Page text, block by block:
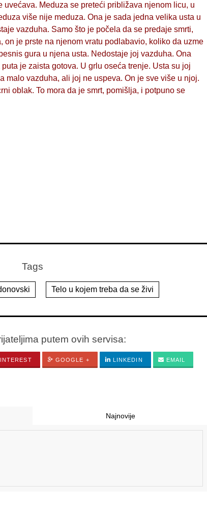
uvećava. Meduza se preteći približava njenom licu, u
više nije meduza. Ona je sada jedna velika usta u
vazduha. Samo što je počela da se predaje smrti,
on je prste na njenom vratu podlabavio, koliko da uzme
gura u njena usta. Nedostaje joj vazduha. Ona
je zaista gotova. U grlu oseća trenje. Usta su joj
malo vazduha, ali joj ne uspeva. On je sve više u njoj.
oblak. To mora da je smrt, pomišlja, i potpuno se
Tags
Telo u kojem treba da se živi
putem ovih servisa:
GOOGLE + LINKEDIN EMAIL
Najnovije